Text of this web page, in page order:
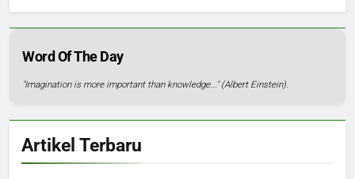
Word Of The Day
"Imagination is more important than knowledge..." (Albert Einstein).
Artikel Terbaru